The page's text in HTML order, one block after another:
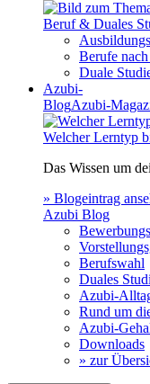
Beruf & Duales
Berufe
Duale
Azubi-
BlogAzubi-
Welcher Lerntyp
Das Wissen um
» Blogeintrag
Azubi Blog
Berufswahl
Duales
Azubi-
Rund um
Azubi-
Downloads
» zur